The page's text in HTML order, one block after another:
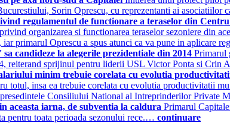
Sorin Oprescu, cu reprezentanti ai
regulamentul de functionare a teraselor din
organizarea si functionarea teraselor sezoniere din
primarul Oprescu a spus atunci ca va pune in aplicare
candideze la alegerile prezidentiale din 2014 Primarul
reiterand sprijinul pentru liderii USL Victor Ponta si Crin
minim trebuie corelata cu evolutia
totul, insa ea trebuie corelata cu evolutia productivitatii
Consiliului National al Intreprinderilor
aceasta iarna, de subventia la caldura Primarul
pentru toata perioada sezonului rece.… continuare